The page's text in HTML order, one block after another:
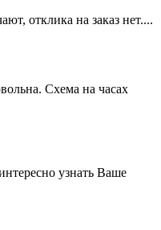
отклика на заказ нет....
Схема на часах
узнать Ваше